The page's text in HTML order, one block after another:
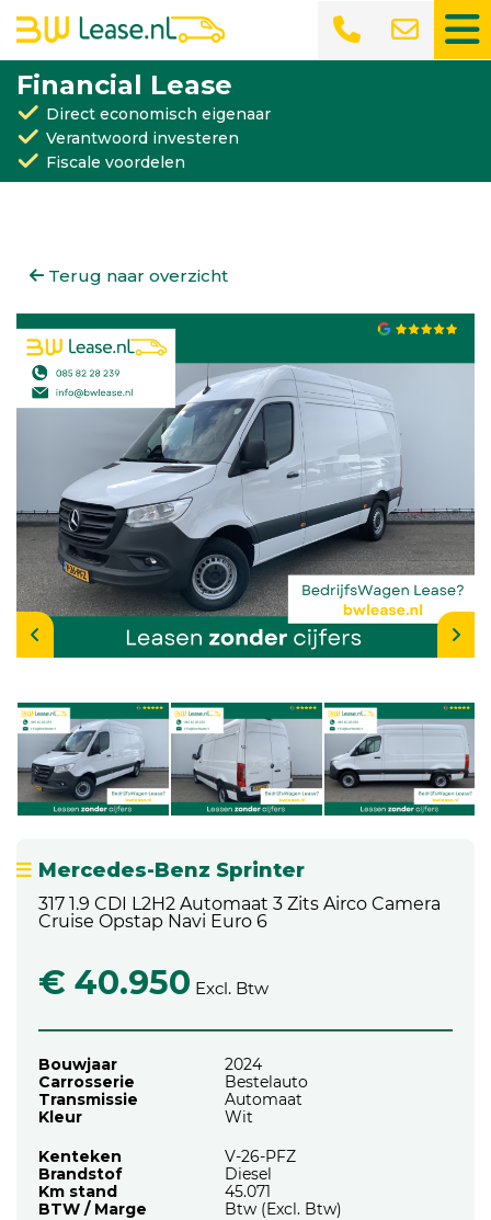
Financial Lease
Direct economisch eigenaar
Verantwoord investeren
Fiscale voordelen
Terug naar overzicht
Mercedes-Benz Sprinter
317 1.9 CDI L2H2 Automaat 3 Zits Airco Camera
Cruise Opstap Navi Euro 6
€ 40.950 Excl. Btw
Bouwjaar
2024
Carrosserie
Bestelauto
Transmissie
Automaat
Kleur
Wit
Kenteken
V-26-PFZ
Brandstof
Diesel
Km stand
45.071
BTW / Marge
Btw (Excl. Btw)